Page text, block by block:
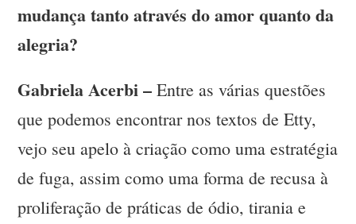
mudança tanto através do amor quanto da
alegria?
Gabriela Acerbi – Entre as várias questões
que podemos encontrar nos textos de Etty,
vejo seu apelo à criação como uma estratégia
de fuga, assim como uma forma de recusa à
proliferação de práticas de ódio, tirania e